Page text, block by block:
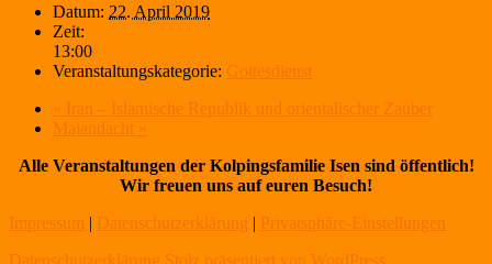
Datum: 22. April 2019
Zeit:
13:00
Veranstaltungskategorie: Gottesdienst
«
Iran – Islamische Republik und orientalischer Zauber
Maiandacht
»
Alle Veranstaltungen der Kolpingsfamilie Isen sind öffentlich!
Wir freuen uns auf euren Besuch!
Impressum | Datenschutzerklärung | Privatsphäre-Einstellungen
Datenschutzerklärung
Stolz präsentiert von WordPress